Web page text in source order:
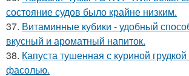
состояние судов было крайне низким.
37. Витаминные кубики - удобный
вкусный и ароматный напиток.
38. Капуста тушенная с куриной
фасолью.